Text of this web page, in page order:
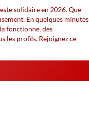
solidaire en 2026. Que
En quelques minutes
fonctionne, des
les profils. Rejoignez ce